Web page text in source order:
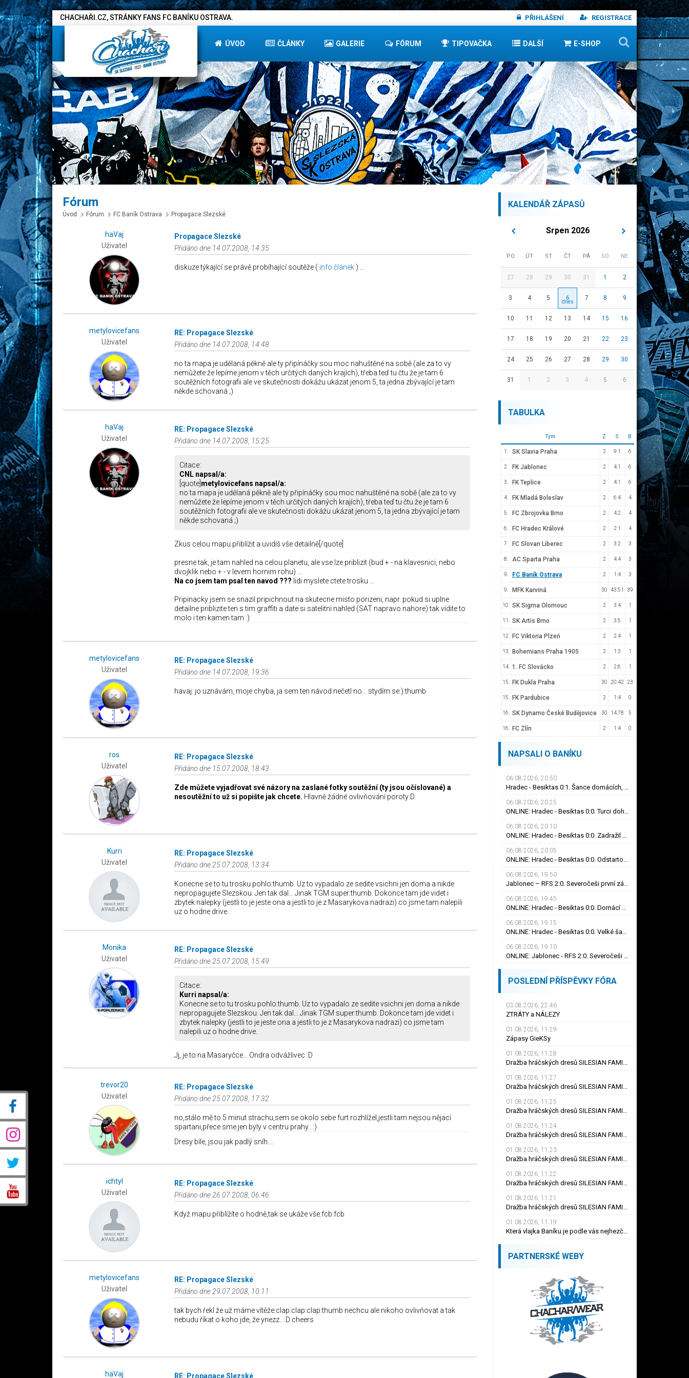
CHACHAŘI.CZ, STRÁNKY FANS FC BANÍKU OSTRAVA. PŘIHLÁŠENÍ REGISTRACE
ÚVOD ČLÁNKY GALERIE FÓRUM TIPOVAČKA DALŠÍ E-SHOP
Fórum
Úvod Fórum FC Baník Ostrava Propagace Slezské
haVaj
Uživatel
Propagace Slezské
Přidáno dne 14.07.2008, 14:35
diskuze týkající se právě probíhající soutěže ( info článek) ...
metylovicefans
Uživatel
RE: Propagace Slezské
Přidáno dne 14.07.2008, 14:48
no ta mapa je udělaná pěkně ale ty připínáčky sou moc nahuštěné na sobě (ale za to vy
nemůžete že lepíme jenom v těch určitých daných krajích), třeba teď tu čtu že je tam 6
soutěžních fotografii ale ve skutečnosti dokážu ukázat jenom 5, ta jedna zbývající je tam
někde schovaná ;)
haVaj
Uživatel
RE: Propagace Slezské
Přidáno dne 14.07.2008, 15:25
Citace:
CNL napsal/a:
[quote] metylovicefans napsal/a:
no ta mapa je udělaná pěkně ale ty připínáčky sou moc nahuštěné na sobě (ale za to vy
nemůžete že lepíme jenom v těch určitých daných krajích), třeba teď tu čtu že je tam 6
soutěžních fotografii ale ve skutečnosti dokážu ukázat jenom 5, ta jedna zbývající je tam
někde schovaná ;)
Zkus celou mapu přiblížit a uvidíš vše detailně[/quote]
presne tak, je tam nahled na celou planetu, ale vse lze priblizit (bud + - na klavesnici, nebo
dvojklik nebo + - v levem hornim rohu) ...
Na co jsem tam psal ten navod ??? lidi myslete ctete trosku ...
Pripinacky jsem se snazil pripichnout na skutecne misto porizeni, napr. pokud si uplne
detailne priblizite ten s tim graffiti a date si satelitni nahled (SAT napravo nahore) tak vidite to
molo i ten kamen tam :)
metylovicefans
Uživatel
RE: Propagace Slezské
Přidáno dne 14.07.2008, 19:36
havaj: jo uznávám, moje chyba, ja sem ten návod nečetl no... stydím se:):thumb
ros
Uživatel
RE: Propagace Slezské
Přidáno dne 15.07.2008, 18:43
Zde můžete vyjadřovat své názory na zaslané fotky soutěžní (ty jsou očíslované) a
nesoutěžní to už si popište jak chcete. Hlavně žádné ovlivňování poroty:D.
Kurri
Uživatel
RE: Propagace Slezské
Přidáno dne 25.07.2008, 13:34
Konecne se to tu trosku pohlo:thumb. Uz to vypadalo ze sedite vsichni jen doma a nikde
nepropagujete Slezskou. Jen tak dal... Jinak TGM super:thumb. Dokonce tam jde videt i
zbytek nalepky (jestli to je jeste ona a jestli to je z Masarykova nadrazi) co jsme tam nalepili
uz o hodne drive.
Monika
Uživatel
RE: Propagace Slezské
Přidáno dne 25.07.2008, 15:49
Citace:
Kurri napsal/a:
Konecne se to tu trosku pohlo:thumb. Uz to vypadalo ze sedite vsichni jen doma a nikde
nepropagujete Slezskou. Jen tak dal... Jinak TGM super:thumb. Dokonce tam jde videt i
zbytek nalepky (jestli to je jeste ona a jestli to je z Masarykova nadrazi) co jsme tam
nalepili uz o hodne drive.
Jj, je to na Masaryčce... Ondra odvážlivec :D
trevor20
Uživatel
RE: Propagace Slezské
Přidáno dne 25.07.2008, 17:32
no,stálo mě to 5 minut strachu,sem se okolo sebe furt rozhlížel,jestli tam nejsou nějací
spartani,přece sme jen byly v centru prahy...:)
Dresy bíle, jsou jak padlý sníh....
ichtyl
Uživatel
RE: Propagace Slezské
Přidáno dne 26.07.2008, 06:46
Když mapu přiblížíte o hodně,tak se ukáže vše:fcb:fcb
metylovicefans
Uživatel
RE: Propagace Slezské
Přidáno dne 29.07.2008, 10:11
tak bych řekl že už máme vítěže:clap:clap:clap:thumb nechcu ale nikoho ovlivňovat a tak
nebudu říkat o koho jde, že ynezz...:D:cheers
haVaj RE: Propagace Slezské
KALENDÁŘ ZÁPASŮ
Srpen 2026
PO ÚT ST ČT PÁ SO NE
27 28 29 30 31 1 2
3 4 5 6 7 8 9
10 11 12 13 14 15 16
17 18 19 20 21 22 23
24 25 26 27 28 29 30
31 1 2 3 4 5 6
TABULKA
Tým Z S B
1. SK Slavia Praha 2 9:1 6
2. FK Jablonec 2 4:1 6
3. FK Teplice 2 4:1 6
4. FK Mladá Boleslav 2 6:4 4
5. FC Zbrojovka Brno 2 4:2 4
6. FC Hradec Králové 2 2:1 4
7. FC Slovan Liberec 2 3:2 3
8. AC Sparta Praha 2 4:4 3
9. FC Baník Ostrava 2 1:4 3
9. MFK Karviná 30 43:51 39
10. SK Sigma Olomouc 2 3:4 1
11. SK Artis Brno 2 3:5 1
12. FC Viktoria Plzeň 2 2:4 1
13. Bohemians Praha 1905 2 1:3 1
14. 1. FC Slovácko 2 2:6 1
15. FK Dukla Praha 30 20:42 23
15. FK Pardubice 2 1:4 0
16. SK Dynamo České Budějovice 30 14:78 5
16. FC Zlín 2 1:4 0
NAPSALI O BANÍKU
06.08.2026, 20.50
Hradec - Besiktas 0:1. Šance domácích, červená i smolný odraz. Votroci budou dotahovat
06.08.2026, 20.25
ONLINE: Hradec - Besiktas 0:0. Turci dohrávají v desíti! Umar ve stoprocentní šanci selhal
06.08.2026, 20.10
ONLINE: Hradec - Besiktas 0:0. Zadražil se blýskl skvělým zákrokem, Černý nedal tutovku
06.08.2026, 20.05
ONLINE: Hradec - Besiktas 0:0. Odstartoval druhý poločas, Černý spálil obrovskou šanci
06.08.2026, 19.50
Jablonec – RFS 2:0. Severočeši první zápas zvládli, do odvety si vezou nadějný náskok
06.08.2026, 19.45
ONLINE: Hradec - Besiktas 0:0. Domácí nápor na konci prvního poločasu, branka zatím nepadla
06.08.2026, 19.15
ONLINE: Hradec - Besiktas 0:0. Velké šance na obou stranách, na první gól se zatím čeká
06.08.2026, 19.10
ONLINE: Jablonec - RFS 2:0. Severočeši zvyšují vedení! Hlavou se prosadil Polidar
POSLEDNÍ PŘÍSPĚVKY FÓRA
03.08.2026, 22.46
ZTRÁTY a NÁLEZY
01.08.2026, 11.29
Zápasy GieKSy
01.08.2026, 11.28
Dražba hráčských dresů SILESIAN FAMILY - #25 Robert SADOWSKI
01.08.2026, 11.27
Dražba hráčských dresů SILESIAN FAMILY - #22
01.08.2026, 11.25
Dražba hráčských dresů SILESIAN FAMILY - #6
01.08.2026, 11.24
Dražba hráčských dresů SILESIAN FAMILY - #21 Jiří KLÍMA
01.08.2026, 11.23
Dražba hráčských dresů SILESIAN FAMILY - #19 Dyjan Carlos de AZEVEDO
01.08.2026, 11.22
Dražba hráčských dresů SILESIAN FAMILY - #5 Adam JÁNOŠ
01.08.2026, 11.21
Dražba hráčských dresů SILESIAN FAMILY - #1 Viktor BUDÍNSKÝ
01.08.2026, 11.19
Která vlajka Baníku je podle vás nejhezčí ?
PARTNERSKÉ WEBY